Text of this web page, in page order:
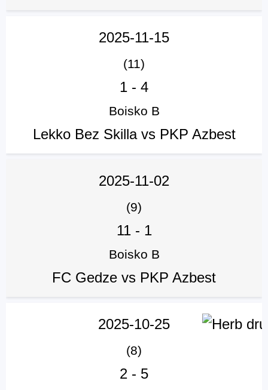
2025-11-15
(11)
1 - 4
Boisko B
Lekko Bez Skilla vs PKP Azbest
2025-11-02
(9)
11- 1
Boisko B
FC Gedze vs PKP Azbest
2025-10-25
(8)
2 - 5